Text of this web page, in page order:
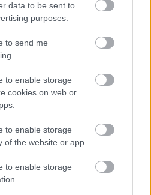
data to be sent to
purposes.
to send me
to enable storage
cookies on web or
to enable storage
of the website or app.
to enable storage
akciójáték lett volna. A az
a játékos feladata, hogy
csapatnyi harcost, de ez
A Bethesda le is késte az
Először 3000
de ahogy telt az idő és a
az eladások. A
000 lett, ami a maga idejében
The Elder Scrolls II már egy
és ott már nem is kellett